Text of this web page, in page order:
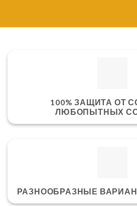
100% ЗАЩИТА ОТ
ЛЮБОПЫТНЫХ
РАЗНООБРАЗНЫЕ